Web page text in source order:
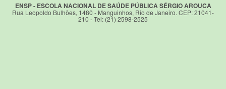
ENSP - ESCOLA NACIONAL DE SAÚDE PÚBLICA SÉRGIO AROUCA
Rua Leopoldo Bulhões, 1480 - Manguinhos, Rio de Janeiro. CEP: 21041-
210 - Tel: (21) 2598-2525